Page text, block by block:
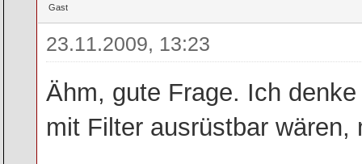
Gast
23.11.2009, 13:23
Ähm, gute Frage. Ich
mit Filter ausrüstbar